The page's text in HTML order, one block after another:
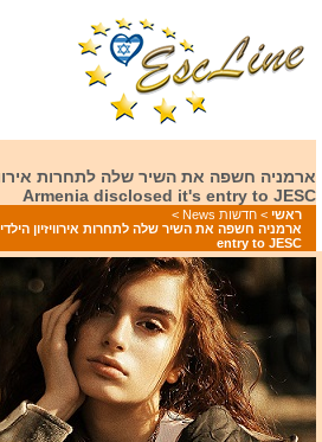
Armenia disclosed it's entry to JESC
ראשי > חדשות News
>
entry to JESC